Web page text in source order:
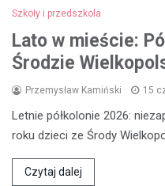
Szkoły i przedszkola
Lato w mieście:
Środzie
Przemysław Kamiński 15
Letnie półkolonie 2026:
roku dzieci ze Środy
Czytaj dalej